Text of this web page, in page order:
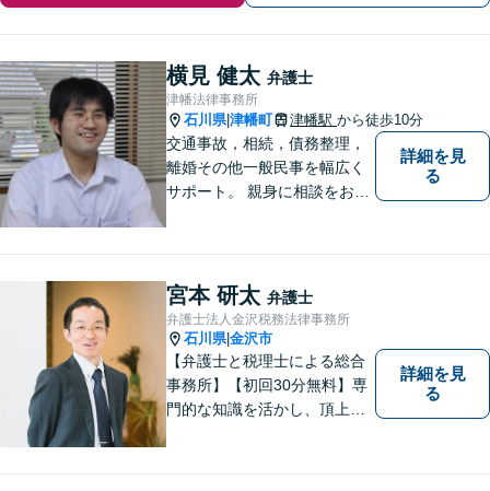
横見 健太 弁護士
津幡法律事務所
石川県|津幡町 津幡駅 から徒歩10分
交通事故，相続，債務整理，
離婚その他一般民事を幅広く
サポート。 親身に相談をお聞
詳細を見
る
宮本 研太 弁護士
弁護士法人金沢税務法律事務所
石川県|金沢市
【弁護士と税理士による総合
事務所】【初回30分無料】専
門的な知識を活かし、頂上＝
トします。 事務所ホームペー
詳細を見
る